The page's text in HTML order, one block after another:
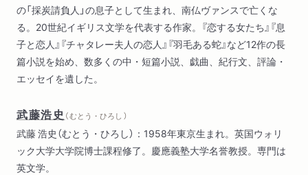
の「採炭請負人」の息子として生まれ、南仏ヴァンスで亡くな
る。20世紀イギリス文学を代表する作家。『恋する女たち』『息
子と恋人』『チャタレー夫人の恋人』『羽毛ある蛇』など12作の長
篇小説を始め、数多くの中・短篇小説、戯曲、紀行文、評論・
エッセイを遺した。
武藤浩史 （ むとう・ひろし ）
武藤 浩史（むとう・ひろし）：1958年東京生まれ。英国ウォリ
ック大学大学院博士課程修了。慶應義塾大学名誉教授。専門は
英文学。